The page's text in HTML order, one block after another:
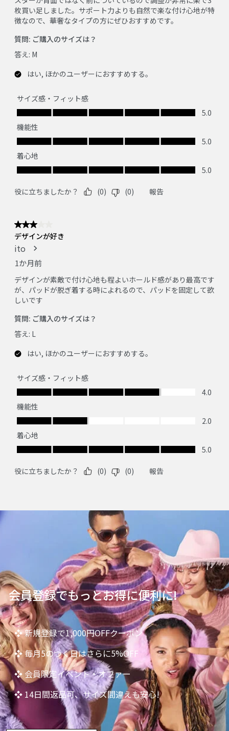
会員登録でもっとお得に便利に!
❖ 新規登録で1,000円OFFクーポン
❖ 毎月5のつく日はさらに5%OFF
❖ 会員限定イベント・オファー
❖ 14日間返品可、サイズ間違えも安心!